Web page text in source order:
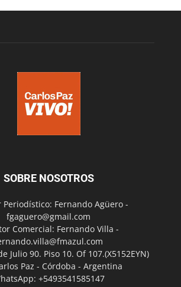
SOBRE NOSOTROS
Periodístico: Fernando Agüero -
fgaguero@gmail.com
Comercial: Fernando Villa -
Julio 90. Piso 10. Of 107.(X5152EYN)
Paz - Córdoba - Argentina
+5493541585147